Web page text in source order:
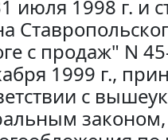
июля 1998 г. и
с продаж" N
1999 г.,
с